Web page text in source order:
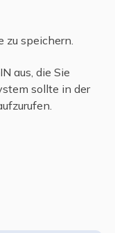
zu speichern.
aus, die Sie
sollte in der